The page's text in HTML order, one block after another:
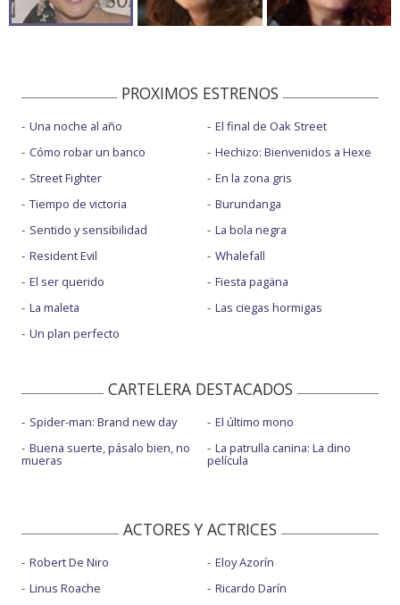
PROXIMOS ESTRENOS
Una noche al año
Cómo robar un banco
Street Fighter
Tiempo de victoria
Sentido y sensibilidad
Resident Evil
El ser querido
La maleta
Un plan perfecto
El final de Oak Street
Hechizo: Bienvenidos a Hexe
En la zona gris
Burundanga
La bola negra
Whalefall
Fiesta pagäna
Las ciegas hormigas
CARTELERA DESTACADOS
Spider-man: Brand new day
Buena suerte, pásalo bien, no
mueras
El último mono
La patrulla canina: La dino
película
ACTORES Y ACTRICES
Robert De Niro
Linus Roache
Eloy Azorín
Ricardo Darín